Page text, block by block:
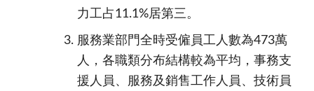
力工占11.1%居第三。
服務業部門全時受僱員工人數為473萬
人，各職類分布結構較為平均，事務支
援人員、服務及銷售工作人員、技術員